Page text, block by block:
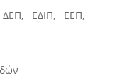
ΕΔΙΠ, ΕΕΠ,